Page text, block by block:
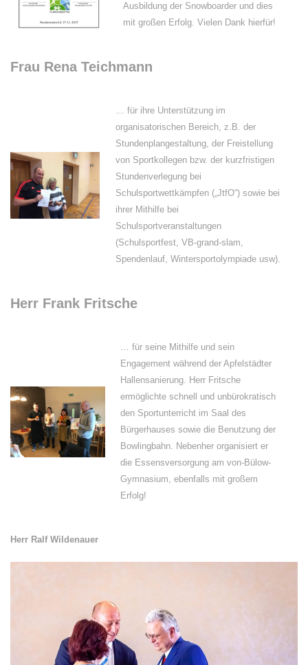
Ausbildung der Snowboarder und dies
mit großen Erfolg. Vielen Dank hierfür!
Frau Rena Teichmann
… für ihre Unterstützung im
organisatorischen Bereich, z.B. der
Stundenplangestaltung, der Freistellung
von Sportkollegen bzw. der kurzfristigen
Stundenverlegung bei
Schulsportwettkämpfen („JtfO“) sowie bei
ihrer Mithilfe bei
Schulsportveranstaltungen
(Schulsportfest, VB-grand-slam,
Spendenlauf, Wintersportolympiade usw).
Herr Frank Fritsche
… für seine Mithilfe und sein
Engagement während der Apfelstädter
Hallensanierung. Herr Fritsche
ermöglichte schnell und unbürokratisch
den Sportunterricht im Saal des
Bürgerhauses sowie die Benutzung der
Bowlingbahn. Nebenher organisiert er
die Essensversorgung am von-Bülow-
Gymnasium, ebenfalls mit großem
Erfolg!
Herr Ralf Wildenauer